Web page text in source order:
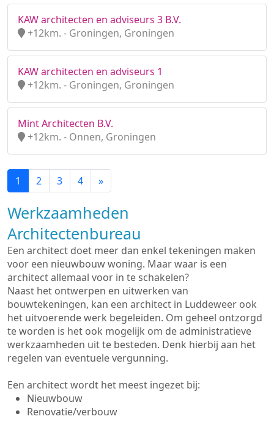
KAW architecten en adviseurs 3 B.V.
+12km. - Groningen, Groningen
KAW architecten en adviseurs 1
+12km. - Groningen, Groningen
Mint Architecten B.V.
+12km. - Onnen, Groningen
1 2 3 4 »
Werkzaamheden
Architectenbureau
Een architect doet meer dan enkel tekeningen maken
voor een nieuwbouw woning. Maar waar is een
architect allemaal voor in te schakelen?
Naast het ontwerpen en uitwerken van
bouwtekeningen, kan een architect in Luddeweer ook
het uitvoerende werk begeleiden. Om geheel ontzorgd
te worden is het ook mogelijk om de administratieve
werkzaamheden uit te besteden. Denk hierbij aan het
regelen van eventuele vergunning.
Een architect wordt het meest ingezet bij:
Nieuwbouw
Renovatie/verbouw